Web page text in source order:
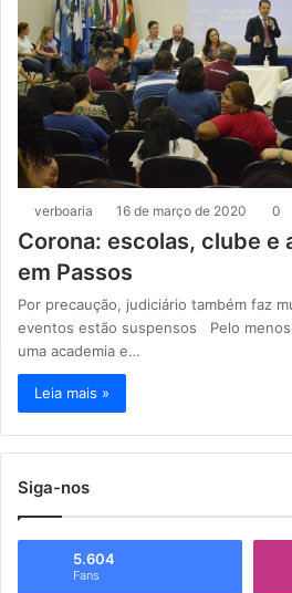
verboaria 16 de março de 2020 0
Corona: escolas, clube e
em Passos
Por precaução, judiciário também faz
eventos estão suspensos Pelo
uma academia e…
Leia mais »
Siga-nos
5.604
Fans